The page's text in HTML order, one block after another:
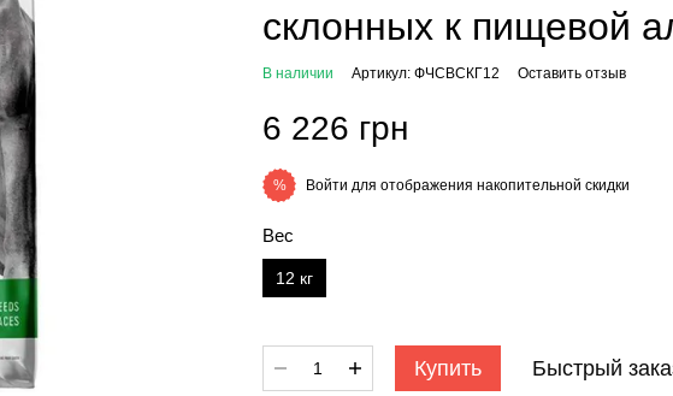
склонных к пищевой
В наличии Артикул: ФЧСВСКГ12 Оставить отзыв
6 226 грн
% Войти для отображения накопительной скидки
Вес
12 кг
Купить Быстрый